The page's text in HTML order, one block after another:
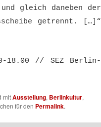
gleich daneben der
getrennt.
[…]“
18.00 // SEZ Berlin-
mitAusstellung, Berlinkultur,
für den Permalink.